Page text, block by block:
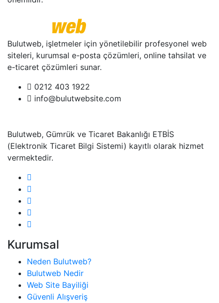
Bulutweb, işletmeler için yönetilebilir profesyonel web
siteleri, kurumsal e-posta çözümleri, online tahsilat ve
e-ticaret çözümleri sunar.
0212 403 1922
info@bulutwebsite.com
Bulutweb, Gümrük ve Ticaret Bakanlığı ETBİS
(Elektronik Ticaret Bilgi Sistemi) kayıtlı olarak hizmet
vermektedir.
Kurumsal
Neden Bulutweb?
Bulutweb Nedir
Web Site Bayiliği
Güvenli Alışveriş